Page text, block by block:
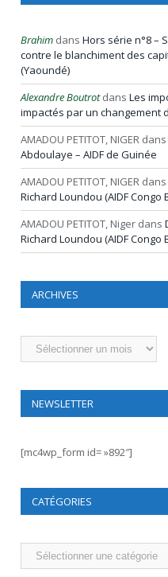
Brahim dans Hors série n°8 –
contre le blanchiment des
(Yaoundé)
Alexandre Boutrotdans Les
impactés par un changement
AMADOU PETITOT, NIGER dans
Abdoulaye – AIDF de Guinée
AMADOU PETITOT, NIGER dans
Richard Loundou (AIDF Congo
AMADOU PETITOT, Niger dans
Richard Loundou (AIDF Congo
ARCHIVES
Archives
NEWSLETTER
[mc4wp_form id= »892″]
CATÉGORIES
Catégories